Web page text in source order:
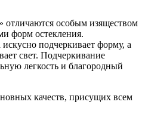
отличаются особым изяществом
форм остекления.
искусно подчеркивает форму, а
свет. Подчеркивание
легкость и благородный
качеств, присущих всем